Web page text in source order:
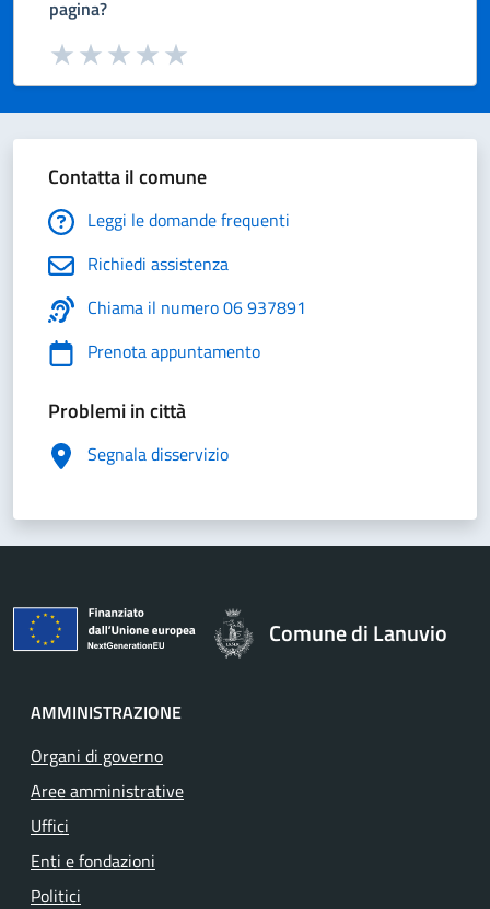
pagina?
Valuta da 1 a 5 stelle la pagina
Valuta 5 stelle su 5
Valuta 4 stelle su 5
Valuta 3 stelle su 5
Valuta 2 stelle su 5
Valuta 1 stelle su 5
Contatta il comune
Leggi le domande frequenti
Richiedi assistenza
Chiama il numero 06 937891
Prenota appuntamento
Problemi in città
Segnala disservizio
Comune di Lanuvio
AMMINISTRAZIONE
Organi di governo
Aree amministrative
Uffici
Enti e fondazioni
Politici